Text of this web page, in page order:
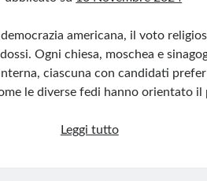
americana, il voto
Ogni chiesa, moschea e
ciascuna con candidati
le diverse fedi hanno orientato
Leggi tuttoFede